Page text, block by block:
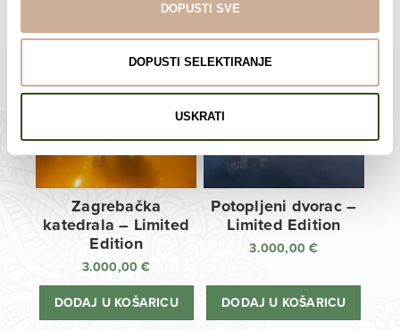
DOPUSTI SVE
DOPUSTI SELEKTIRANJE
USKRATI
Limited Edition Fotografije
Zagrebačka
katedrala – Limited
Edition
3.000,00€
DODAJ U KOŠARICU
Potopljeni dvorac –
Limited Edition
3.000,00€
DODAJ U KOŠARICU